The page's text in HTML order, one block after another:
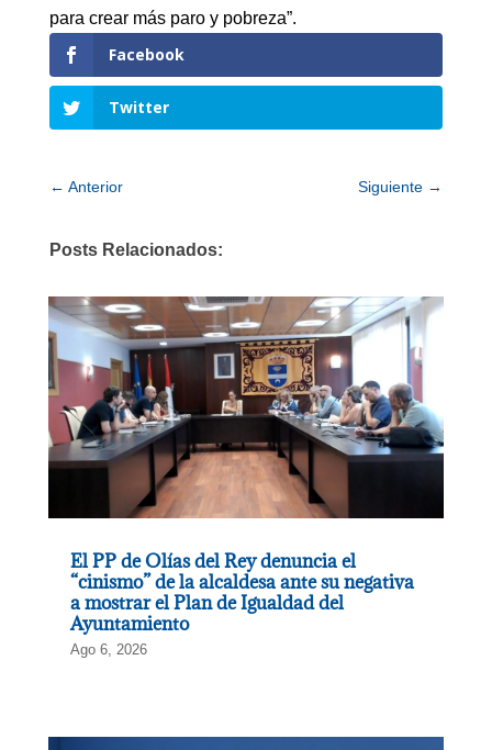
para crear más paro y pobreza”.
Facebook
Twitter
← Anterior Siguiente →
Posts Relacionados:
El PP de Olías del Rey denuncia el
“cinismo” de la alcaldesa ante su negativa
a mostrar el Plan de Igualdad del
Ayuntamiento
Ago 6, 2026